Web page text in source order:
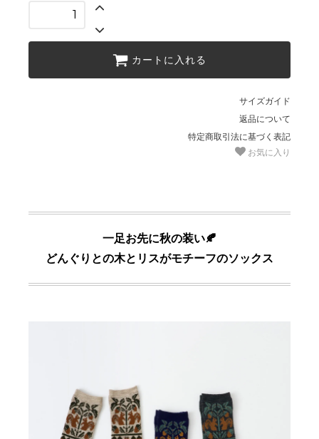
カートに入れる
サイズガイド
返品について
特定商取引法に基づく表記
お気に入り
一足お先に秋の装い🍂
どんぐりとの木とリスがモチーフのソックス